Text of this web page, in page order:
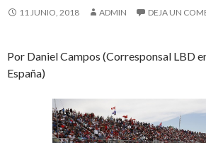
11 JUNIO, 2018 ADMIN DEJA UN
Por Daniel Campos (Corresponsal LBD
España)